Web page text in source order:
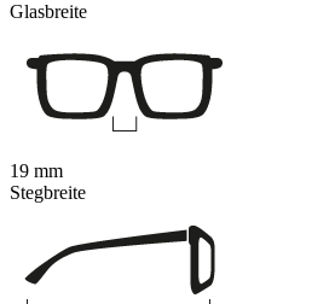
Glasbreite
19 mm
Stegbreite